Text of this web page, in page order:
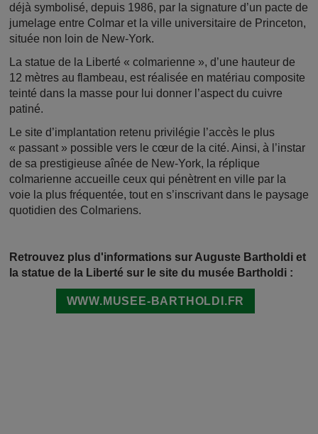
déjà symbolisé, depuis 1986, par la signature d’un pacte de
jumelage entre Colmar et la ville universitaire de Princeton,
située non loin de New-York.
La statue de la Liberté « colmarienne », d’une hauteur de
12 mètres au flambeau, est réalisée en matériau composite
teinté dans la masse pour lui donner l’aspect du cuivre
patiné.
Le site d’implantation retenu privilégie l’accès le plus
« passant » possible vers le cœur de la cité. Ainsi, à l’instar
de sa prestigieuse aînée de New-York, la réplique
colmarienne accueille ceux qui pénètrent en ville par la
voie la plus fréquentée, tout en s’inscrivant dans le paysage
quotidien des Colmariens.
Retrouvez plus d'informations sur Auguste Bartholdi et
la statue de la Liberté sur le site du musée Bartholdi :
WWW.MUSEE-BARTHOLDI.FR